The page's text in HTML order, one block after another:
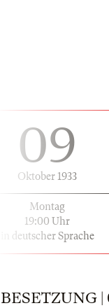
09
Oktober 1933
Montag
19:00 Uhr
in deutscher Sprache
BESETZUNG |